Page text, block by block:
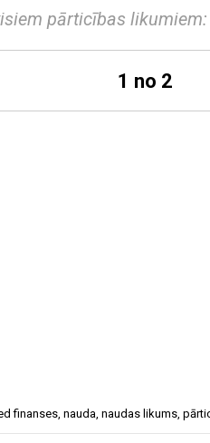
pārticības likumiem:
1 no 2
finanses, nauda, naudas likums,